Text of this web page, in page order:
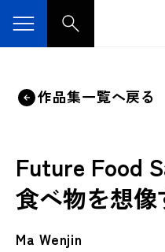
作品集一覧へ戻る
Future Food
食べ物を想像
Ma Wenjin